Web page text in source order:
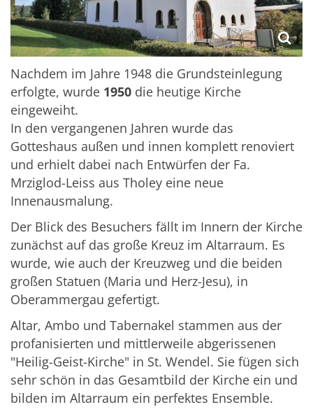
Nachdem im Jahre 1948 die Grundsteinlegung
erfolgte, wurde 1950 die heutige Kirche
eingeweiht.
In den vergangenen Jahren wurde das
Gotteshaus außen und innen komplett renoviert
und erhielt dabei nach Entwürfen der Fa.
Mrziglod-Leiss aus Tholey eine neue
Innenausmalung.
Der Blick des Besuchers fällt im Innern der Kirche
zunächst auf das große Kreuz im Altarraum. Es
wurde, wie auch der Kreuzweg und die beiden
großen Statuen (Maria und Herz-Jesu), in
Oberammergau gefertigt.
Altar, Ambo und Tabernakel stammen aus der
profanisierten und mittlerweile abgerissenen
"Heilig-Geist-Kirche" in St. Wendel. Sie fügen sich
sehr schön in das Gesamtbild der Kirche ein und
bilden im Altarraum ein perfektes Ensemble.